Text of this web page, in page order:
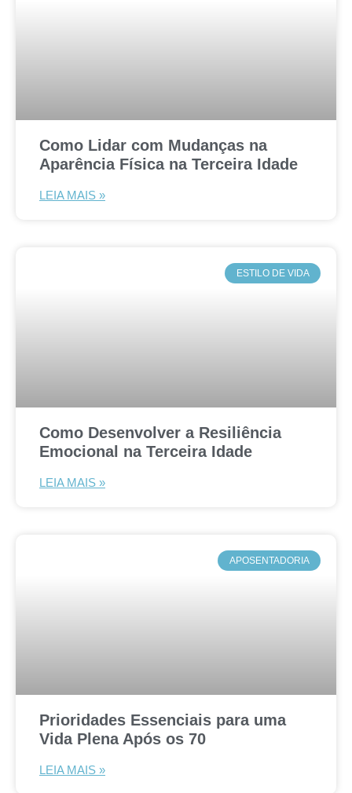
Como Lidar com Mudanças na
Aparência Física na Terceira Idade
LEIA MAIS »
ESTILO DE VIDA
Como Desenvolver a Resiliência
Emocional na Terceira Idade
LEIA MAIS »
APOSENTADORIA
Prioridades Essenciais para uma
Vida Plena Após os 70
LEIA MAIS »